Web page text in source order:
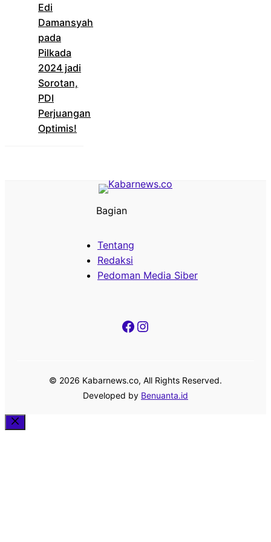
Edi
Damansyah
pada
Pilkada
2024 jadi
Sorotan,
PDI
Perjuangan
Optimis!
Bagian
Tentang
Redaksi
Pedoman Media Siber
Facebook
Instagram
© 2026 Kabarnews.co, All Rights Reserved.
Developed by Benuanta.id
Close